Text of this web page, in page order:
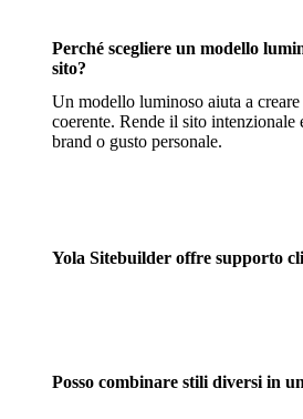
Perché scegliere un modello
sito?
Un modello luminoso aiuta a
coerente. Rende il sito
brand o gusto personale.
Yola Sitebuilder offre supporto
Posso combinare stili diversi in